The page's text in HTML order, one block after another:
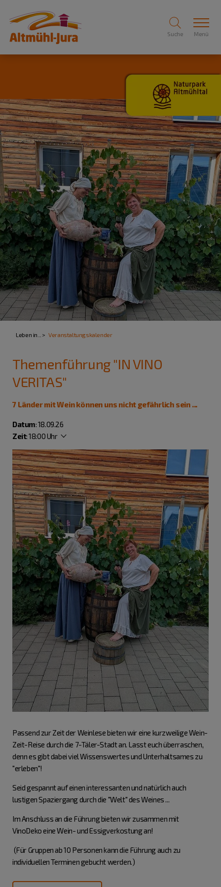
Suche Menü
Leben in... Veranstaltungskalender
Themenführung "IN VINO
VERITAS"
7 Länder mit Wein können uns nicht gefährlich sein ...
Datum: 18.09.26
Zeit:18:00 Uhr
Passend zur Zeit der Weinlese bieten wir eine kurzweilige Wein-
Zeit-Reise durch die 7-Täler-Stadt an. Lasst euch überraschen,
denn es gibt dabei viel Wissenswertes und Unterhaltsames zu
"erleben"!
Seid gespannt auf einen interessanten und natürlich auch
lustigen Spaziergang durch die "Welt" des Weines ...
Im Anschluss an die Führung bieten wir zusammen mit
VinoDeko eine Wein- und Essigverkostung an!
(Für Gruppen ab 10 Personen kann die Führung auch zu
individuellen Terminen gebucht werden.)